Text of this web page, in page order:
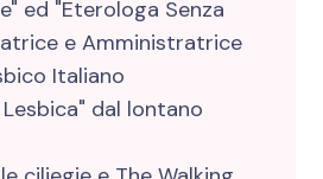
ed "Eterologa Senza
e Amministratrice
Italiano
dal lontano